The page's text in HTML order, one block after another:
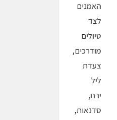
האמנים
לצד
טיולים
מודרכים,
צעדת
ליל
ירח,
סדנאות,